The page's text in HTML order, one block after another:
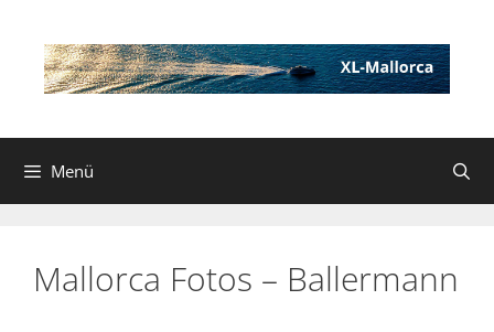
Inhalt
springen
Menü
Mallorca Fotos – Ballermann